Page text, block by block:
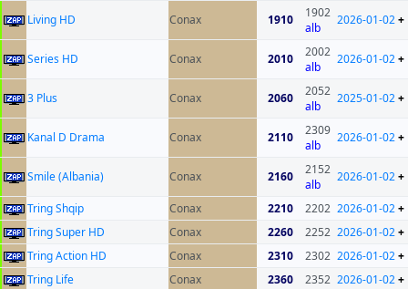
Living HD
Conax 1910
1902
alb
2026-01-02+
Series HD Conax 2010
2002
alb
2026-01-02+
3 Plus Conax 2060
2052
alb
2025-01-02+
Kanal D Drama Conax 2110
2309
alb
2026-01-02+
Smile (Albania) Conax 2160
2152
alb
2026-01-02+
Tring Shqip Conax 2210 2202 2026-01-02+
Tring Super HD
Conax 2260 2252 2026-01-02+
Tring Action HD
Conax 2310 2302 2026-01-02+
Tring Life
Conax 2360 2352 2026-01-02+